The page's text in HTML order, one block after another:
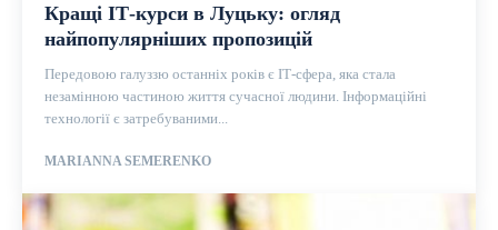
Кращі ІТ-курси в Луцьку: огляд
найпопулярніших пропозицій
Передовою галуззю останніх років є ІТ-сфера, яка стала
незамінною частиною життя сучасної людини. Інформаційні
технології є затребуваними...
MARIANNA SEMERENKO